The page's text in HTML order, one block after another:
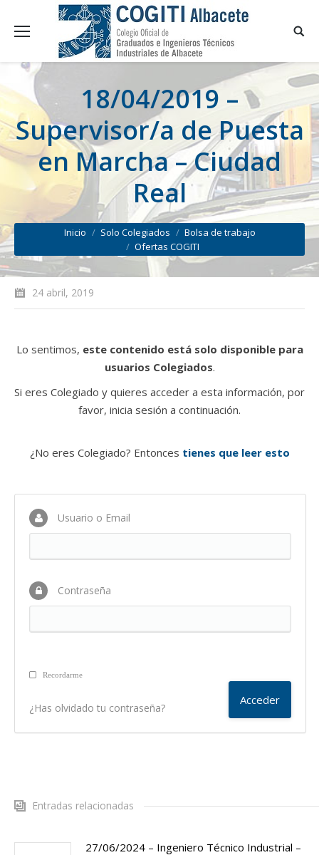
18/04/2019 –
Supervisor/a de Puesta
en Marcha – Ciudad
Real
You are here:
Inicio Solo Colegiados
Bolsa de trabajo
Ofertas COGITI
24 abril, 2019
Lo sentimos, este contenido está solo disponible para
usuarios Colegiados.
Si eres Colegiado y quieres acceder a esta información, por
favor, inicia sesión a continuación.
¿No eres Colegiado? Entonces tienes que leer esto
Usuario o Email
Contraseña
Recordarme
¿Has olvidado tu contraseña?
Entradas relacionadas
27/06/2024 – Ingeniero Técnico Industrial –